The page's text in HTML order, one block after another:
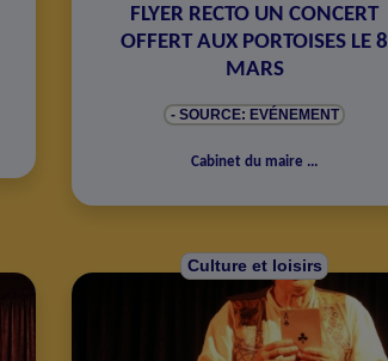
FLYER RECTO UN CONCERT
OFFERT AUX PORTOISES LE 8
MARS
- SOURCE: EVÉNEMENT
Cabinet du maire ...
Culture et loisirs